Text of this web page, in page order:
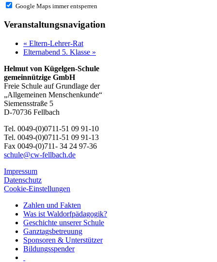
Google Maps immer entsperren
Veranstaltungsnavigation
« Eltern-Lehrer-Rat
Elternabend 5. Klasse »
Helmut von Kügelgen-Schule
gemeinnützige GmbH
Freie Schule auf Grundlage der
„Allgemeinen Menschenkunde“
Siemensstraße 5
D-70736 Fellbach
Tel. 0049-(0)0711-51 09 91-10
Tel. 0049-(0)0711-51 09 91-13
Fax 0049-(0)711- 34 24 97-36
schule@cw-fellbach.de
Impressum
Datenschutz
Cookie-Einstellungen
Zahlen und Fakten
Was ist Waldorfpädagogik?
Geschichte unserer Schule
Ganztagsbetreuung
Sponsoren & Unterstützer
Bildungsspender